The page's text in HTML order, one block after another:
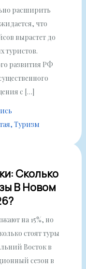
расширить
что
вырастет до
туристов.
развития РФ
с […]
Туризм
Сколько
В Новом
на 15%, но
стоят туры
Восток в
сезон в